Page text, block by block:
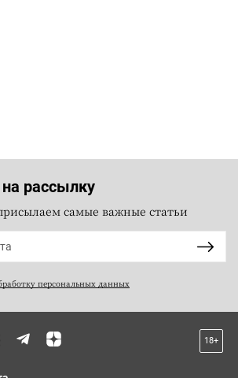
рассылку
самые важные статьи
персональных данных
18+